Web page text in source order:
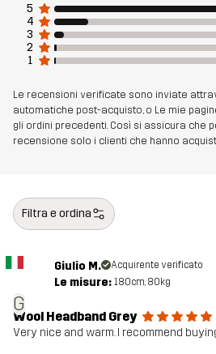
5
4
3
2
1
Le recensioni verificate sono inviate
automatiche post-acquisto, o Le mie
gli ordini precedenti. Così si assicura che
recensione solo i clienti che hanno
Filtra e ordina
G
Giulio M. Acquirente verificato
Le misure: 180cm, 80kg
Wool Headband Grey
Very nice and warm. I recommend